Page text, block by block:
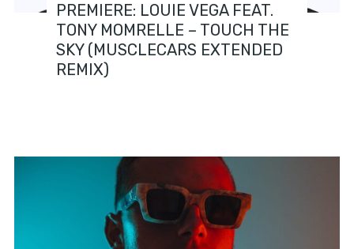
PREMIERE: LOUIE VEGA FEAT.
TONY MOMRELLE – TOUCH THE
SKY (MUSCLECARS EXTENDED
REMIX)